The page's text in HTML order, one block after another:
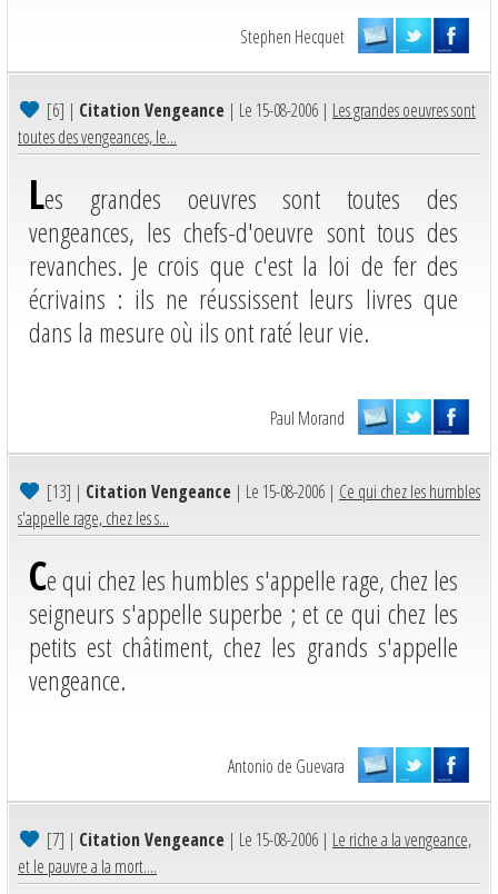
Stephen Hecquet
[6] | Citation Vengeance | Le 15-08-2006 | Les grandes oeuvres sont
toutes des vengeances, le...
Les grandes oeuvres sont toutes des
vengeances, les chefs-d'oeuvre sont tous des
revanches. Je crois que c'est la loi de fer des
écrivains : ils ne réussissent leurs livres que
dans la mesure où ils ont raté leur vie.
Paul Morand
[13] | Citation Vengeance | Le 15-08-2006 | Ce qui chez les humbles
s'appelle rage, chez les s...
Ce qui chez les humbles s'appelle rage, chez les
seigneurs s'appelle superbe ; et ce qui chez les
petits est châtiment, chez les grands s'appelle
vengeance.
Antonio de Guevara
[7] | Citation Vengeance | Le 15-08-2006 | Le riche a la vengeance,
et le pauvre a la mort....